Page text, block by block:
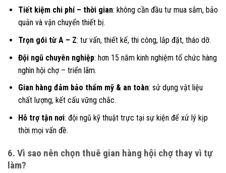
Tiết kiệm chi phí – thời gian: không cần đầu tư mua sắm, bảo
quản và vận chuyển thiết bị.
Trọn gói từ A – Z: tư vấn, thiết kế, thi công, lắp đặt, tháo dỡ.
Đội ngũ chuyên nghiệp: hơn 15 năm kinh nghiệm tổ chức hàng
nghìn hội chợ – triển lãm.
Gian hàng đảm bảo thẩm mỹ & an toàn: sử dụng vật liệu
chất lượng, kết cấu vững chắc.
Hỗ trợ tận nơi: đội ngũ kỹ thuật trực tại sự kiện để xử lý kịp
thời mọi vấn đề.
6. Vì sao nên chọn thuê gian hàng hội chợ thay vì tự
làm?